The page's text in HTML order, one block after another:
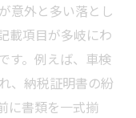
意外と多い落とし
載項目が多岐にわ
す。例えば、車検
、納税証明書の紛
に書類を一式揃